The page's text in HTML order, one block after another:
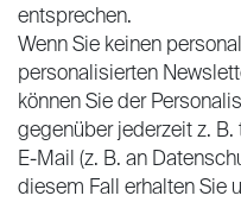
entsprechen.
Wenn Sie keinen
personalisierten
können Sie der
gegenüber jederzeit z.
E-Mail (z. B. an
diesem Fall erhalten Sie